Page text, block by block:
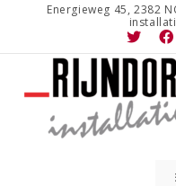
Energieweg 45, 2382